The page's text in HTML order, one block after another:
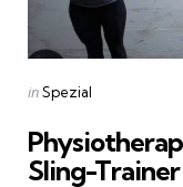
Posted
inSpezial
Sling-Trainer